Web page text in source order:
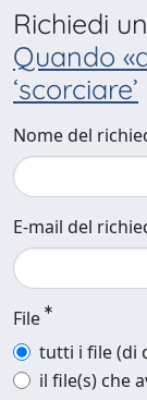
Richiedi
Quando
‘scorciare’
Nome del
E-mail del
File
tutti i file (di
il file(s) che